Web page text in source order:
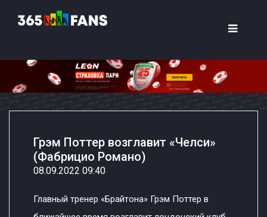
Грэм Поттер возглавит «Челси»
(Фабрицио Романо)
08.09.2022 09:40
Главный тренер «Брайтона» Грэм Поттер в